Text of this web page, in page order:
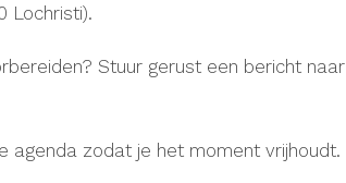
Lochristi).
Stuur gerust een bericht naar
agenda zodat je het moment vrijhoudt.